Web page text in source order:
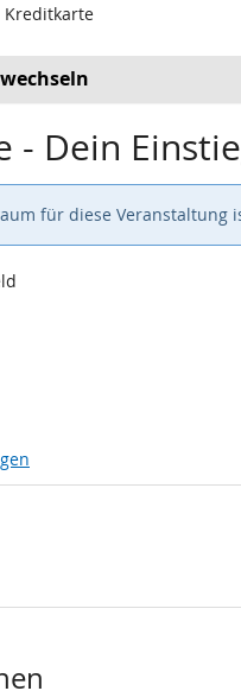
Kreditkarte
- Dein
für diese Veranstaltung